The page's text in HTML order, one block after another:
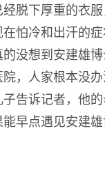
脱下厚重的衣服
怕冷和出汗的
没想到安建雄
，人家根本没
告诉记者，他
早点遇见安建